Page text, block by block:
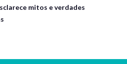
mitos e verdades